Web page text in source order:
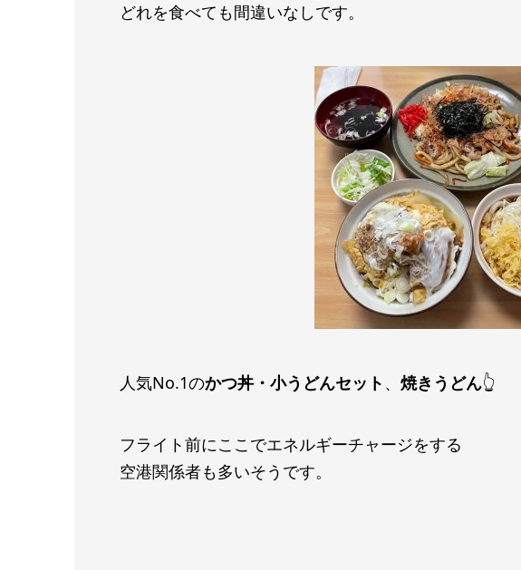
どれを食べても間違いなしです。
人気No.1のかつ丼・小うどんセット 、 焼きうどん👆
フライト前にここでエネルギーチャージをする
空港関係者も多いそうです。